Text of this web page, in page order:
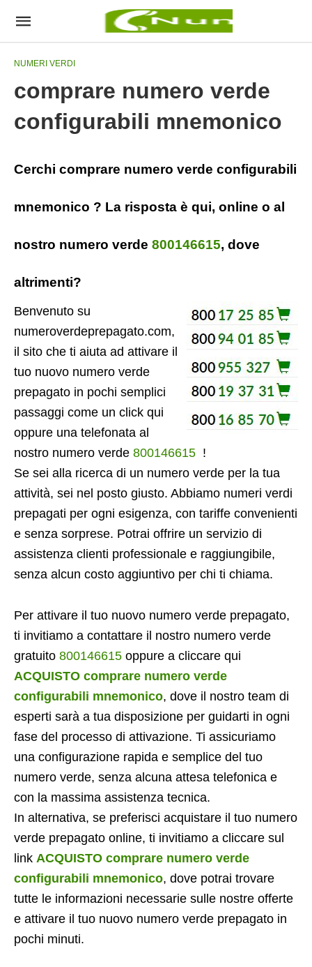
NUMERI VERDI
comprare numero verde
configurabili mnemonico
Cerchi comprare numero verde configurabili
mnemonico ? La risposta è qui, online o al
nostro numero verde 800146615, dove
altrimenti?
Benvenuto su
numeroverdeprepagato.com,
il sito che ti aiuta ad attivare il
tuo nuovo numero verde
prepagato in pochi semplici
passaggi come un click qui
oppure una telefonata al
nostro numero verde 800146615 !
Se sei alla ricerca di un numero verde per la tua
attività, sei nel posto giusto. Abbiamo numeri verdi
prepagati per ogni esigenza, con tariffe convenienti
e senza sorprese. Potrai offrire un servizio di
assistenza clienti professionale e raggiungibile,
senza alcun costo aggiuntivo per chi ti chiama.
Per attivare il tuo nuovo numero verde prepagato,
ti invitiamo a contattare il nostro numero verde
gratuito 800146615 oppure a cliccare qui
ACQUISTO comprare numero verde
configurabili mnemonico, dove il nostro team di
esperti sarà a tua disposizione per guidarti in ogni
fase del processo di attivazione. Ti assicuriamo
una configurazione rapida e semplice del tuo
numero verde, senza alcuna attesa telefonica e
con la massima assistenza tecnica.
In alternativa, se preferisci acquistare il tuo numero
verde prepagato online, ti invitiamo a cliccare sul
link ACQUISTO comprare numero verde
configurabili mnemonico, dove potrai trovare
tutte le informazioni necessarie sulle nostre offerte
e attivare il tuo nuovo numero verde prepagato in
pochi minuti.